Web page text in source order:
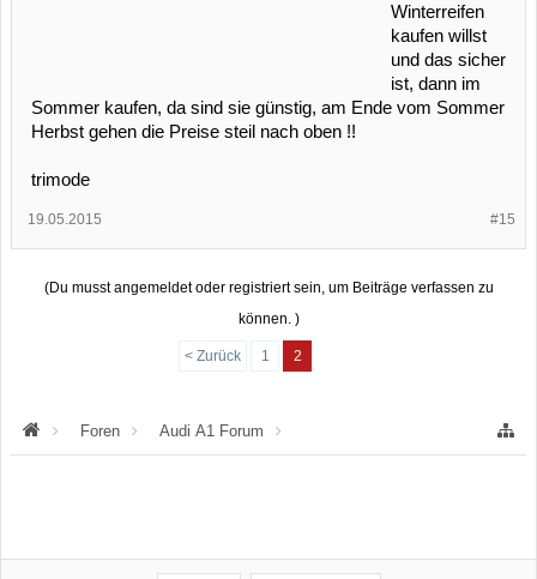
Winterreifen
kaufen willst
und das sicher
ist, dann im
Sommer kaufen, da sind sie günstig, am Ende vom Sommer
Herbst gehen die Preise steil nach oben !!
trimode
#15
19.05.2015
(Du musst angemeldet oder registriert sein, um Beiträge verfassen zu
können. )
< Zurück 1 2
Foren Audi A1 Forum